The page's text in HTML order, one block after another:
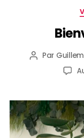
Par